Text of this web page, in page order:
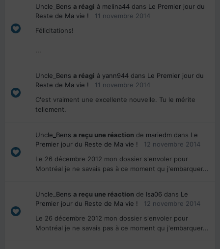
Uncle_Bens a réagi à melina44 dans Le Premier jour du
Reste de Ma vie !
11 novembre 2014
Félicitations!
...
Uncle_Bens a réagi à yann944 dans Le Premier jour du
Reste de Ma vie !
11 novembre 2014
C'est vraiment une excellente nouvelle. Tu le mérite
tellement.
Uncle_Bens a reçu une réaction de mariedm dans Le
Premier jour du Reste de Ma vie !
12 novembre 2014
Le 26 décembre 2012 mon dossier s'envoler pour
Montréal je ne savais pas à ce moment qu j'embarquer...
Uncle_Bens a reçu une réaction de Isa06 dans Le
Premier jour du Reste de Ma vie !
12 novembre 2014
Le 26 décembre 2012 mon dossier s'envoler pour
Montréal je ne savais pas à ce moment qu j'embarquer...